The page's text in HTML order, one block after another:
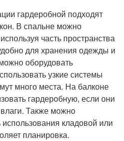
гардеробной подходят
В спальне можно
часть пространства
для хранения одежды и
оборудовать
узкие системы
много места. На балконе
гардеробную, если они
Также можно
кладовой или
планировка.